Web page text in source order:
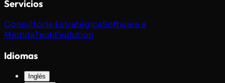
Servicios
Consultoría EstratégicaSoftware a
MedidaTechEvolution
Idiomas
Inglés